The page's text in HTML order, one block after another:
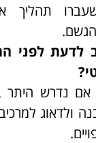
תהליך
לדעת לפני
אם נדרש היתר
ולדאוג